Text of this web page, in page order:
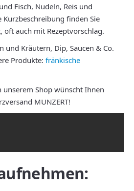
Fisch, Nudeln, Reis und
Kurzbeschreibung finden Sie
oft auch mit Rezeptvorschlag.
und Kräutern, Dip, Saucen & Co.
Produkte: fränkische
unserem Shop wünscht Ihnen
MUNZERT!